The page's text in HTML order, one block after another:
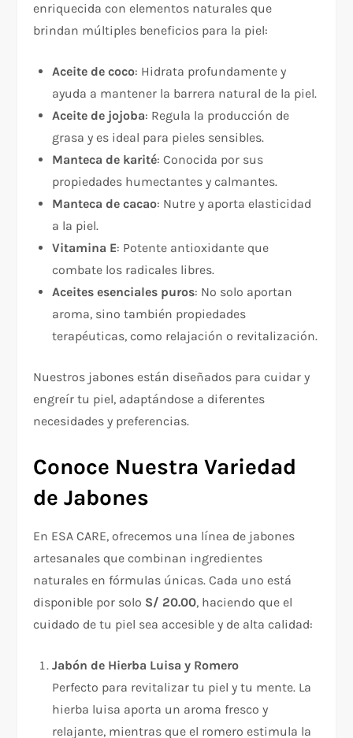
enriquecida con elementos naturales que
brindan múltiples beneficios para la piel:
Aceite de coco: Hidrata profundamente y
ayuda a mantener la barrera natural de la piel.
Aceite de jojoba: Regula la producción de
grasa y es ideal para pieles sensibles.
Manteca de karité: Conocida por sus
propiedades humectantes y calmantes.
Manteca de cacao: Nutre y aporta elasticidad
a la piel.
Vitamina E: Potente antioxidante que
combate los radicales libres.
Aceites esenciales puros: No solo aportan
aroma, sino también propiedades
terapéuticas, como relajación o revitalización.
Nuestros jabones están diseñados para cuidar y
engreír tu piel, adaptándose a diferentes
necesidades y preferencias.
Conoce Nuestra Variedad
de Jabones
En ESA CARE, ofrecemos una línea de jabones
artesanales que combinan ingredientes
naturales en fórmulas únicas. Cada uno está
disponible por solo S/ 20.00, haciendo que el
cuidado de tu piel sea accesible y de alta calidad:
Jabón de Hierba Luisa y Romero
Perfecto para revitalizar tu piel y tu mente. La
hierba luisa aporta un aroma fresco y
relajante, mientras que el romero estimula la